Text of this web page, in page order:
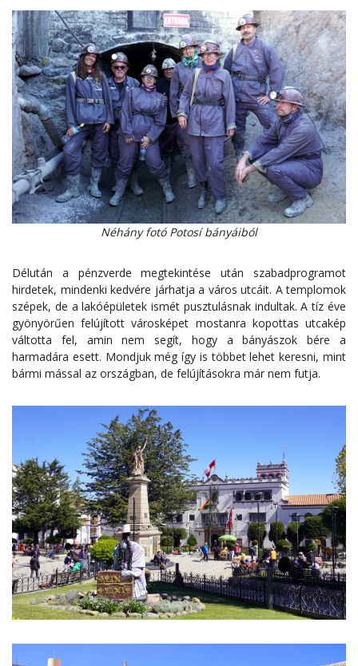
Néhány fotó Potosí bányáiból
Délután a pénzverde megtekintése után szabadprogramot
hirdetek, mindenki kedvére járhatja a város utcáit. A templomok
szépek, de a lakóépületek ismét pusztulásnak indultak. A tíz éve
gyönyörűen felújított városképet mostanra kopottas utcakép
váltotta fel, amin nem segít, hogy a bányászok bére a
harmadára esett. Mondjuk még így is többet lehet keresni, mint
bármi mással az országban, de felújításokra már nem futja.